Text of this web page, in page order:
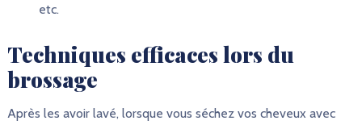
etc.
Techniques efficaces lors du
brossage
Après les avoir lavé, lorsque vous séchez vos cheveux avec